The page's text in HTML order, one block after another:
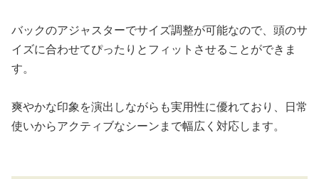
バックのアジャスターでサイズ調整が可能なので、頭のサ
イズに合わせてぴったりとフィットさせることができま
す。
爽やかな印象を演出しながらも実用性に優れており、日常
使いからアクティブなシーンまで幅広く対応します。